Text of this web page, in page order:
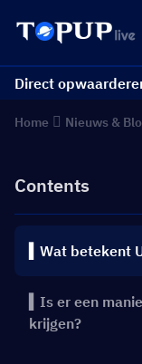
Direct
Home Nieuws &
Contents
▍Wat betekent
▍Is er een
krijgen?